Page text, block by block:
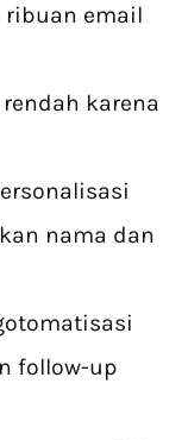
email
karena
nama dan
follow-up